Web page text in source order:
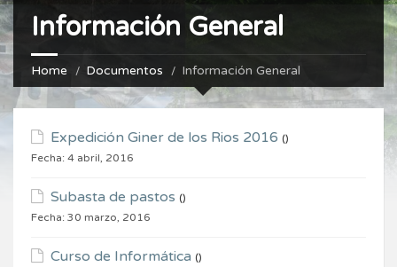
Información General
Home Documentos Información General
Expedición Giner de los Rios 2016 ()
Fecha: 4 abril, 2016
Subasta de pastos ()
Fecha: 30 marzo, 2016
Curso de Informática ()